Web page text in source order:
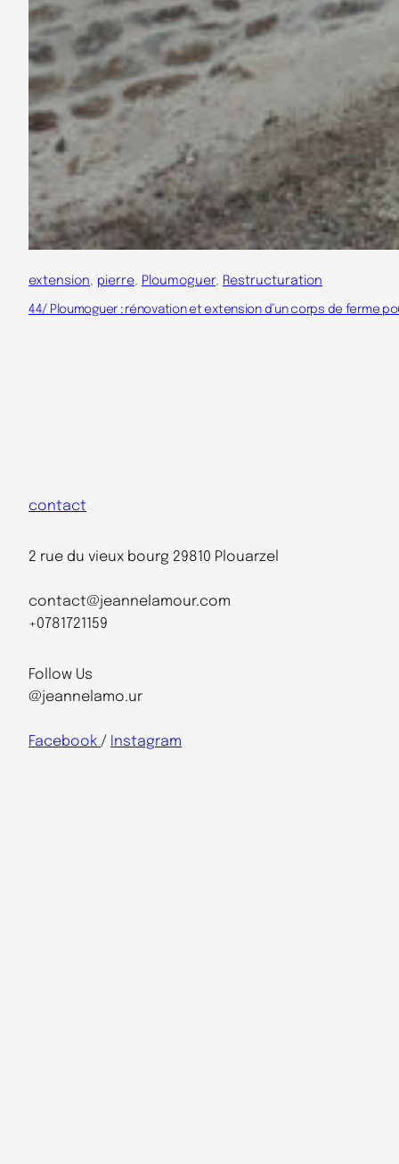
extension pierre Ploumoguer, Restructuration
44/ Ploumoguer : rénovation et extension d’un corps de ferme
contact
2 rue du vieux bourg 29810 Plouarzel
contact@jeannelamour.com
+0781721159
Follow Us
@jeannelamo.ur
Facebook / Instagram